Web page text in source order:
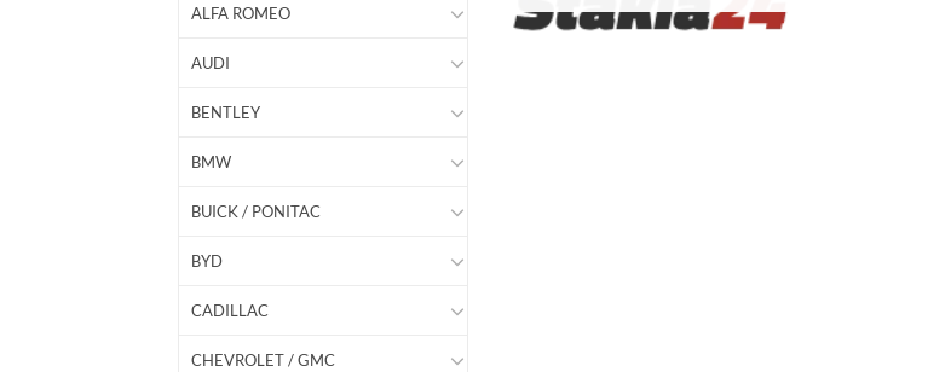
ALFA ROMEO
AUDI
BENTLEY
BMW
BUICK / PONITAC
BYD
CADILLAC
CHEVROLET / GMC